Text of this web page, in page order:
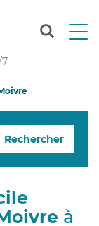
T
n
g
Rechercher
à